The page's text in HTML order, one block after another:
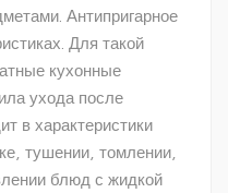
Антипригарное
Для такой
кухонные
ухода после
в характеристики
тушении, томлении,
блюд с жидкой